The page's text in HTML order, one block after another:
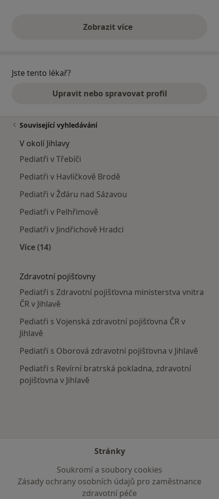
Zobrazit vícevýše uvedené názory
Jste tento lékař?
Upravit nebo spravovat profil
Související vyhledávání
V okolí Jihlavy
Pediatři v Třebíči
Pediatři v Havlíčkově Brodě
Pediatři v Žďáru nad Sázavou
Pediatři v Pelhřimově
Pediatři v Jindřichově Hradci
Více (14)
Zdravotní pojišťovny
Pediatři s Zdravotní pojišťovna ministerstva vnitra
ČR v Jihlavě
Pediatři s Vojenská zdravotní pojišťovna ČR v
Jihlavě
Pediatři s Oborová zdravotní pojišťovna v Jihlavě
Pediatři s Revírní bratrská pokladna, zdravotní
pojišťovna v Jihlavě
Stránky
Soukromí a soubory cookies
Zásady ochrany osobních údajů pro zaměstnance
zdravotní péče